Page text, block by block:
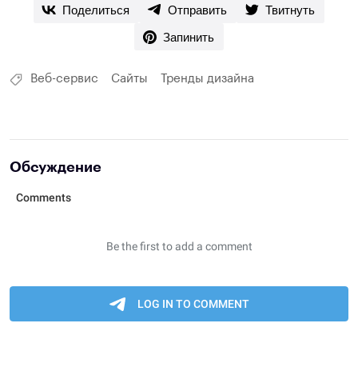
Поделиться Отправить
Твитнуть
Запинить
Веб-сервис Сайты Тренды дизайна
Обсуждение